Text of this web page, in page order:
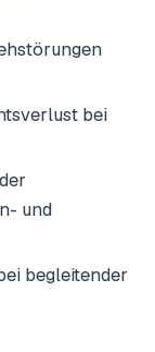
bei
und
begleitender